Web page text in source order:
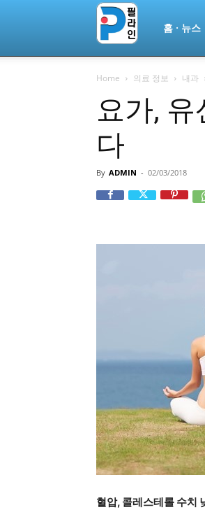
라
ￜ
지
역
한
홈 · 뉴스
Home 의료 정보 내과
요가,
다
By ADMIN - 02/03/2018
혈압, 콜레스테롤 수치